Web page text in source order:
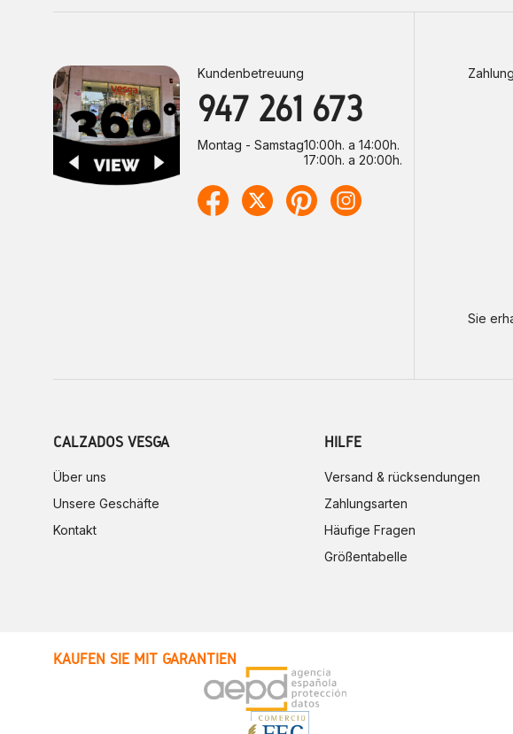
Kundenbetreuung
947 261 673
Montag - Samstag10:00h. a 14:00h.
17:00h. a 20:00h.
Sie
CALZADOS VESGA
Über uns
Unsere Geschäfte
Kontakt
HILFE
Versand & rücksendungen
Zahlungsarten
Häufige Fragen
Größentabelle
KAUFEN SIE MIT GARANTIEN